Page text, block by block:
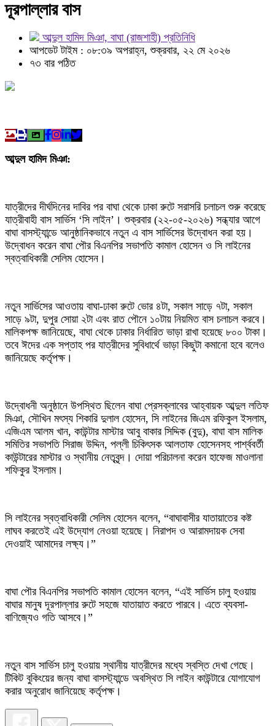
দূরপাল্লার বাস
আব্দুল হামিদ মিঞা, বাঘা (রাজশাহী) প্রতিনিধি
আপডেট টাইম : ০৮:৩৯ অপরাহ্ন, শুক্রবার, ২২ মে ২০২৬
৭৩ বার পঠিত
আব্দুল হামিদ মিঞা:
যাত্রীদের দীর্ঘদিনের দাবির পর বাঘা থেকে ঢাকা রুটে সরাসরি চলাচল শুরু করেছে
যাত্রীবাহী বাস সার্ভিস ‘সি লাইন’। শুক্রবার (২২-০৫-২০২৬) সন্ধ্যার আগে
বাঘা বাসস্ট্যান্ডে আনুষ্ঠানিকভাবে নতুন এ বাস সার্ভিসের উদ্বোধন করা হয়।
উদ্বোধন করেন বাঘা পৌর বিএনপির সভাপতি কামাল হোসেন ও সি লাইনের
স্বত্বাধিকারী সেলিম হোসেন।
নতুন সার্ভিসের আওতায় বাঘা-ঢাকা রুটে ভোর ৪টা, সকাল সাড়ে ৭টা, সকাল
সাড়ে ৯টা, দুপুর সোয়া ২টা এবং রাত পৌনে ১০টায় নিয়মিত বাস চলাচল করবে।
মালিকপক্ষ জানিয়েছে, বাঘা থেকে ঢাকার নির্ধারিত ভাড়া রাখা হয়েছে ৮০০ টাকা।
তবে ঈদের এক সপ্তাহ পর যাত্রীদের সুবিধার্থে ভাড়া কিছুটা কমানো হবে বলেও
জানিয়েছে কর্তৃপক্ষ।
উদ্বোধনী অনুষ্ঠানে উপস্থিত ছিলেন বাঘা প্রেসক্লাবের আহ্বায়ক আব্দুল লতিফ
মিঞা, সৌখিন মৎস্য শিকারি দুলাল হোসেন, সি লাইনের জিএম রফিকুল ইসলাম,
এজিএম আলম খান, কাউন্টার মাস্টার আবু বাকার সিদ্দিক (বুদু), বাঘা বাস মালিক
সমিতির সভাপতি সিরাজ উদ্দিন, পল্লী চিকিৎসক আলতাফ হোসেনসহ পার্শ্ববর্তী
কাউন্টারের মাস্টার ও স্থানীয় নেতৃবৃন্দ। দোয়া পরিচালনা করেন হাফেজ মাওলানা
শফিকুর ইসলাম।
সি লাইনের স্বত্বাধিকারী সেলিম হোসেন বলেন, “বাঘাবাসীর যাতায়াতের কষ্ট
লাঘব করতেই এই উদ্যোগ নেওয়া হয়েছে। নিরাপদ ও আরামদায়ক সেবা
দেওয়াই আমাদের লক্ষ্য।”
বাঘা পৌর বিএনপির সভাপতি কামাল হোসেন বলেন, “এই সার্ভিস চালু হওয়ায়
বাঘার মানুষ দূরপাল্লার রুটে সহজে যাতায়াত করতে পারবে। এতে ব্যবসা-
বাণিজ্যেও গতি আসবে।”
নতুন বাস সার্ভিস চালু হওয়ায় স্থানীয় যাত্রীদের মধ্যে স্বস্তি দেখা গেছে।
টিকিট বুকিংয়ের জন্য বাঘা বাসস্ট্যান্ডে অবস্থিত সি লাইন কাউন্টারে যোগাযোগ
করার অনুরোধ জানিয়েছে কর্তৃপক্ষ।